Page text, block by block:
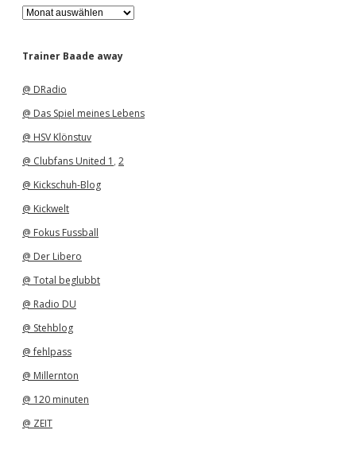
A
r
h
Trainer Baade away
@ DRadio
@ Das Spiel meines Lebens
@ HSV Klönstuv
@ Clubfans United 1 , 2
@ Kickschuh-Blog
@ Kickwelt
@ Fokus Fussball
@ Der Libero
@ Total beglubbt
@ Radio DU
@ Stehblog
@ fehlpass
@ Millernton
@ 120 minuten
@ ZEIT